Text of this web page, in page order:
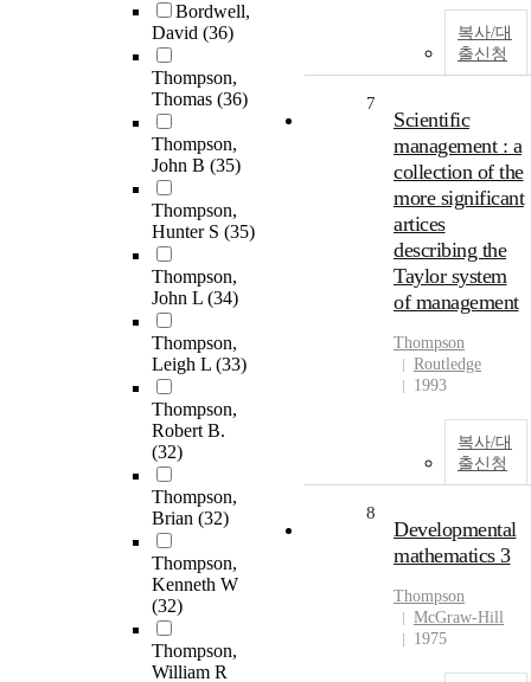
Bordwell,
David (36)
Thompson,
Thomas (36)
Thompson,
John B (35)
Thompson,
Hunter S (35)
Thompson,
John L (34)
Thompson,
Leigh L (33)
Thompson,
Robert B.
(32)
Thompson,
Brian (32)
Thompson,
Kenneth W
(32)
Thompson,
William R
복사/대
출신청
7
Scientific
management : a
collection of the
more significant
artices
describing the
Taylor system
of management
Thompson
Routledge
1993
복사/대
출신청
8
Developmental
mathematics 3
Thompson
McGraw-Hill
1975